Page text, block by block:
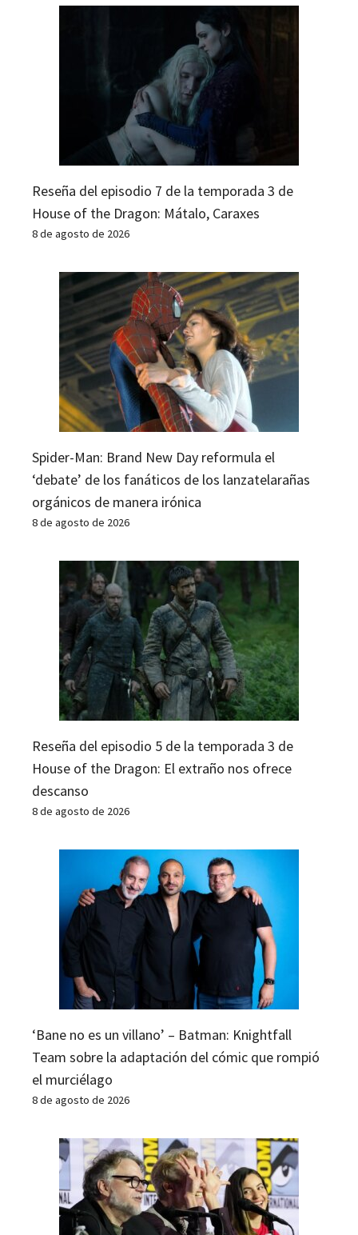
Reseña del episodio 7 de la temporada 3 de
House of the Dragon: Mátalo, Caraxes
8 de agosto de 2026
Spider-Man: Brand New Day reformula el
‘debate’ de los fanáticos de los lanzatelarañas
orgánicos de manera irónica
8 de agosto de 2026
Reseña del episodio 5 de la temporada 3 de
House of the Dragon: El extraño nos ofrece
descanso
8 de agosto de 2026
‘Bane no es un villano’ – Batman: Knightfall
Team sobre la adaptación del cómic que rompió
el murciélago
8 de agosto de 2026